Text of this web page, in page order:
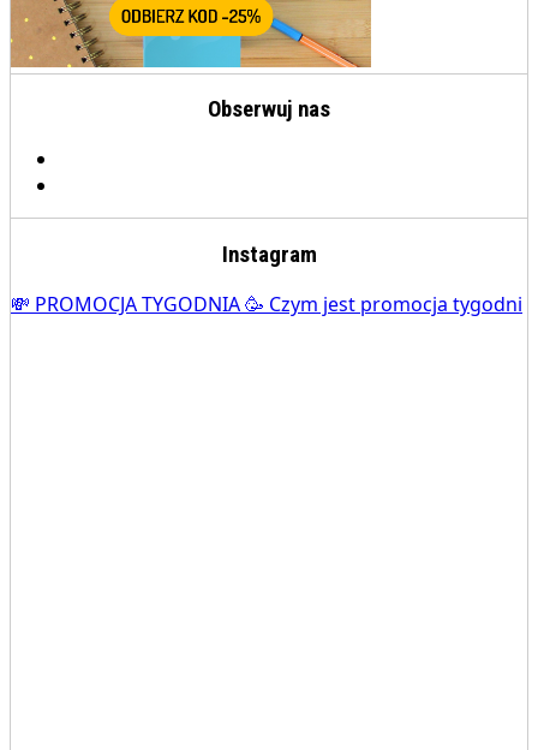
Obserwuj nas
Instagram
💸 PROMOCJA TYGODNIA 🥳 Czym jest promocja tygodni